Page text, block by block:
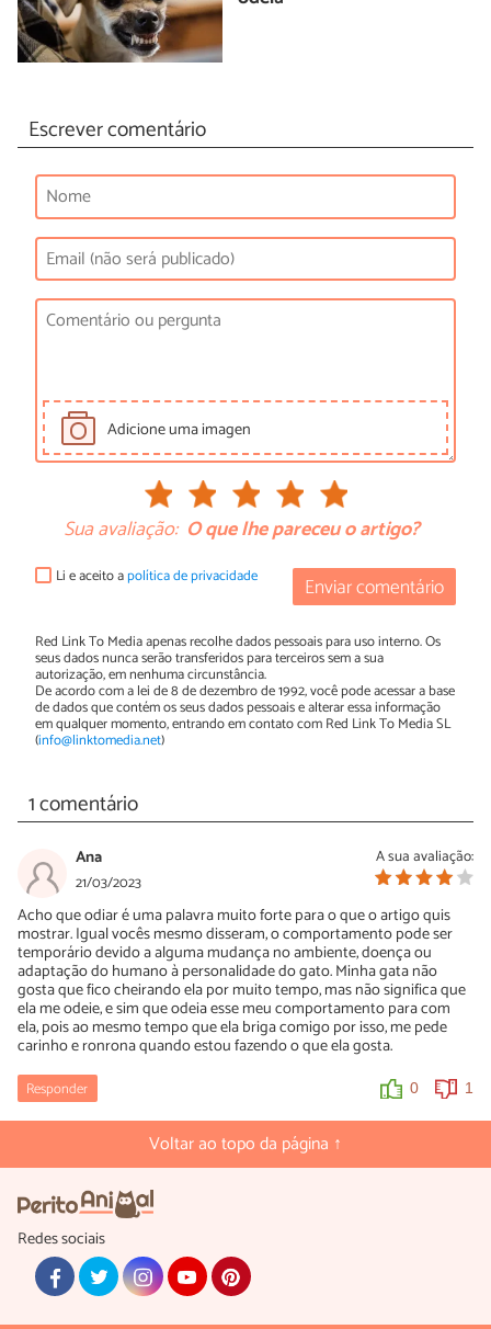
Escrever comentário
Adicione uma imagen
Sua avaliação: O que lhe pareceu o artigo?
Enviar comentário
Li e aceito apolítica de privacidade
Red Link To Media apenas recolhe dados pessoais para uso interno. Os
seus dados nunca serão transferidos para terceiros sem a sua
autorização, em nenhuma circunstância.
De acordo com a lei de 8 de dezembro de 1992, você pode acessar a base
de dados que contém os seus dados pessoais e alterar essa informação
em qualquer momento, entrando em contato com Red Link To Media SL
(info@linktomedia.net)
1 comentário
A sua avaliação:
Ana
21/03/2023
Acho que odiar é uma palavra muito forte para o que o artigo quis
mostrar. Igual vocês mesmo disseram, o comportamento pode ser
temporário devido a alguma mudança no ambiente, doença ou
adaptação do humano à personalidade do gato. Minha gata não
gosta que fico cheirando ela por muito tempo, mas não significa que
ela me odeie, e sim que odeia esse meu comportamento para com
ela, pois ao mesmo tempo que ela briga comigo por isso, me pede
carinho e ronrona quando estou fazendo o que ela gosta.
Responder 0 1
Voltar ao topo da página ↑
Redes sociais